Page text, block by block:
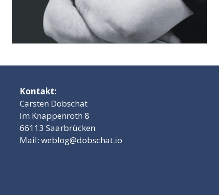
Kontakt:
Carsten Dobschat
Im Knappenroth 8
66113 Saarbrücken
Mail: weblog@dobschat.io